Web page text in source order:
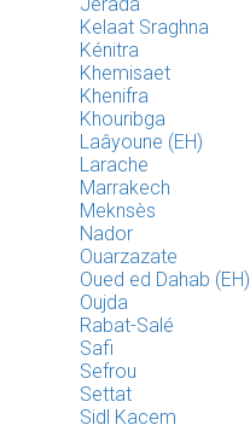
Kelaat Sraghna
Kénitra
Khemisaet
Khenifra
Khouribga
Laâyoune (EH)
Larache
Marrakech
Meknsès
Nador
Ouarzazate
Oued ed Dahab (EH)
Oujda
Rabat-Salé
Safi
Sefrou
Settat
Sidl Kacem